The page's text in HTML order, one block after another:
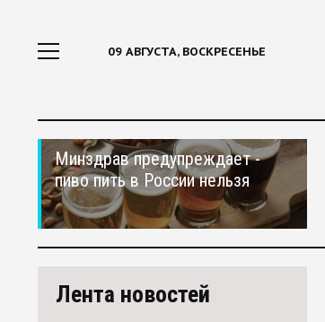
09 АВГУСТА, ВОСКРЕСЕНЬЕ
Минздрав предупреждает -
пиво пить в России нельзя
Лента новостей